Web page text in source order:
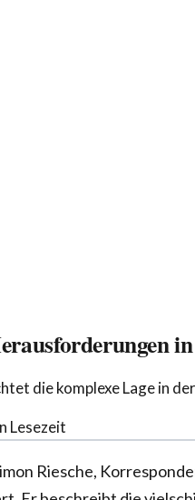
die komplexe Lage in
Lesezeit
Riesche,